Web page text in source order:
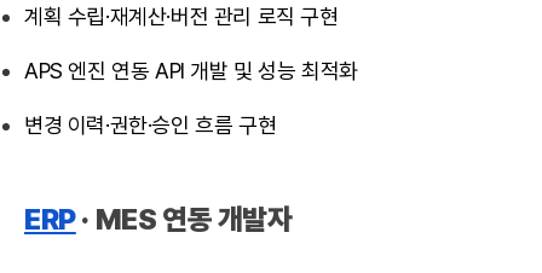
계획 수립·재계산·버전 관리 로직 구현
APS 엔진 연동 API 개발 및 성능 최적화
변경 이력·권한·승인 흐름 구현
ERP· MES 연동 개발자